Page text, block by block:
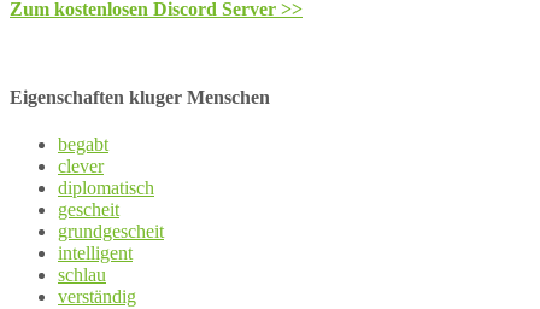
Zum kostenlosen Discord Server >>
Eigenschaften kluger Menschen
begabt
clever
diplomatisch
gescheit
grundgescheit
intelligent
schlau
verständig